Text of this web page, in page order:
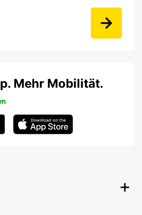
Mehr Mobilität.